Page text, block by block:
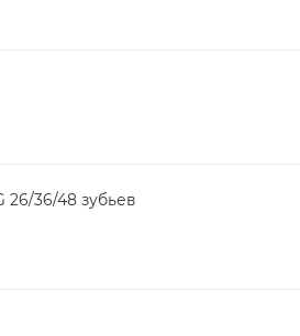
26/36/48 зубьев